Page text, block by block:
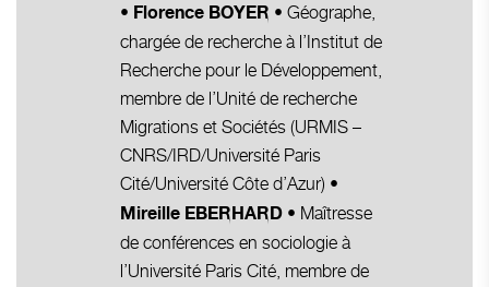
• Florence BOYER • Géographe,
chargée de recherche à l’Institut de
Recherche pour le Développement,
membre de l’Unité de recherche
Migrations et Sociétés (URMIS –
CNRS/IRD/Université Paris
Cité/Université Côte d’Azur) •
Mireille EBERHARD • Maîtresse
de conférences en sociologie à
l’Université Paris Cité, membre de